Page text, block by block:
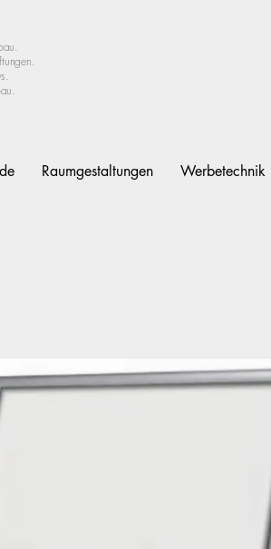
Raumgestaltungen Werbetechnik